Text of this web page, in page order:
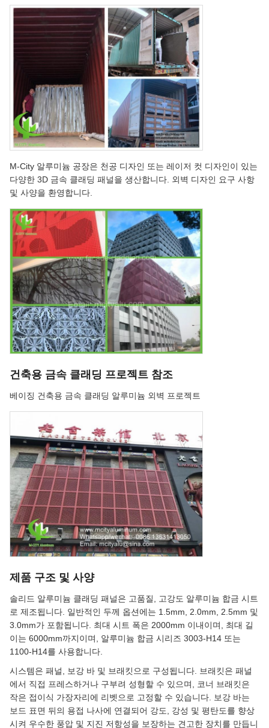
M-City 알루미늄 공장은 천공 디자인 또는 레이저 컷 디자인이 있는
다양한 3D 금속 클래딩 패널을 생산합니다. 외벽 디자인 요구 사항
및 사양을 환영합니다.
건축용 금속 클래딩 프로젝트 참조
베이징 건축용 금속 클래딩 알루미늄 외벽 프로젝트
제품 구조 및 사양
솔리드 알루미늄 클래딩 패널은 고품질, 고강도 알루미늄 합금 시트
로 제조됩니다. 일반적인 두께 옵션에는 1.5mm, 2.0mm, 2.5mm 및
3.0mm가 포함됩니다. 최대 시트 폭은 2000mm 이내이며, 최대 길
이는 6000mm까지이며, 알루미늄 합금 시리즈 3003-H14 또는
1100-H14를 사용합니다.
시스템은 패널, 보강 바 및 브래킷으로 구성됩니다. 브래킷은 패널
에서 직접 프레스하거나 구부려 성형할 수 있으며, 코너 브래킷은
작은 접이식 가장자리에 리벳으로 고정할 수 있습니다. 보강 바는
보드 표면 뒤의 용접 나사에 연결되어 강도, 강성 및 평탄도를 향상
시켜 우수한 풍압 및 지진 저항성을 보장하는 견고한 장치를 만듭니